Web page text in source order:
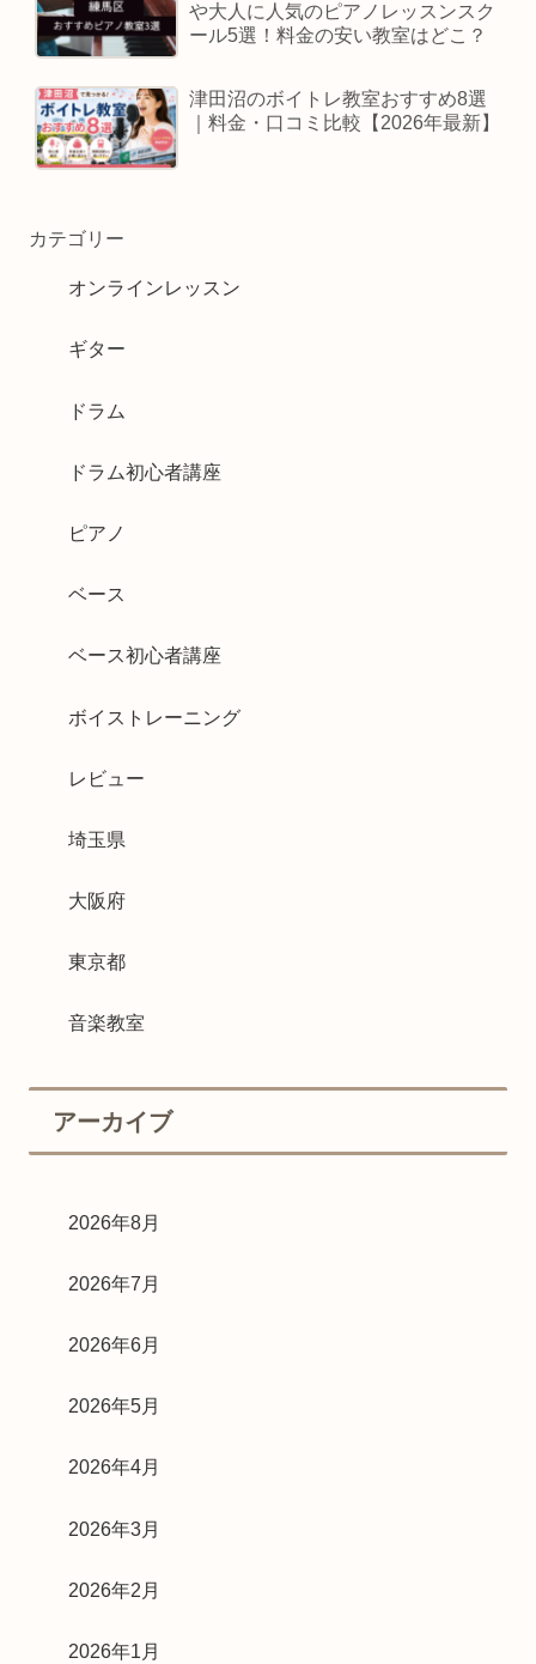
や大人に人気のピアノレッスンスク
ール5選！料金の安い教室はどこ？
津田沼のボイトレ教室おすすめ8選
｜料金・口コミ比較【2026年最新】
カテゴリー
オンラインレッスン
ギター
ドラム
ドラム初心者講座
ピアノ
ベース
ベース初心者講座
ボイストレーニング
レビュー
埼玉県
大阪府
東京都
音楽教室
アーカイブ
2026年8月
2026年7月
2026年6月
2026年5月
2026年4月
2026年3月
2026年2月
2026年1月